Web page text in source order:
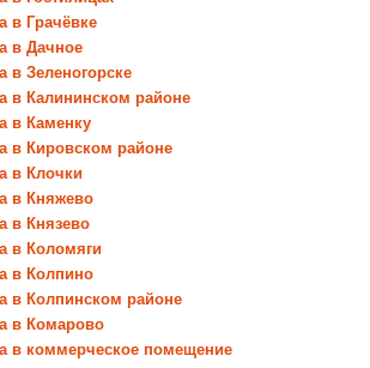
в Грачёвке
в Дачное
в Зеленогорске
в Калининском районе
в Каменку
в Кировском районе
в Клочки
в Княжево
в Князево
в Коломяги
в Колпино
в Колпинском районе
в Комарово
в коммерческое помещение